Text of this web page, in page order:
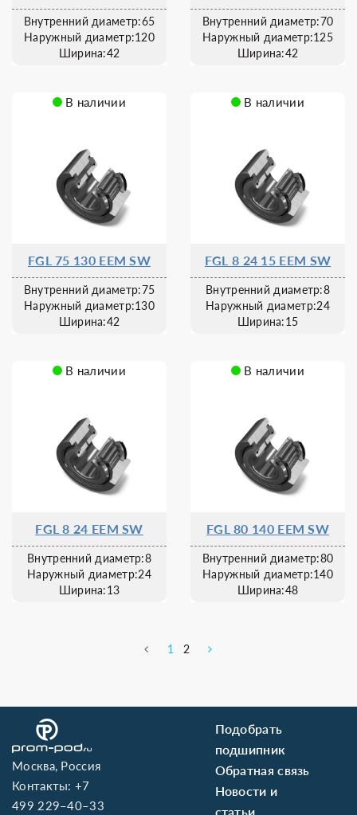
Внутренний диаметр:65
Наружный диаметр:120
Ширина:42
Внутренний диаметр:70
Наружный диаметр:125
Ширина:42
В наличии
FGL 75 130 EEM SW
Внутренний диаметр:75
Наружный диаметр:130
Ширина:42
В наличии
FGL 8 24 15 EEM SW
Внутренний диаметр:8
Наружный диаметр:24
Ширина:15
В наличии
FGL 8 24 EEM SW
Внутренний диаметр:8
Наружный диаметр:24
Ширина:13
В наличии
FGL 80 140 EEM SW
Внутренний диаметр:80
Наружный диаметр:140
Ширина:48
1 2
Москва, Россия
Контакты:+7
499 229–40–33
Подобрать
подшипник
Обратная связь
Новости и
статьи